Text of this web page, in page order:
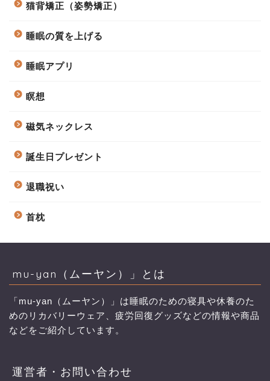
猫背矯正（姿勢矯正）
睡眠の質を上げる
睡眠アプリ
瞑想
磁気ネックレス
誕生日プレゼント
退職祝い
首枕
mu-yan（ムーヤン）」とは
「mu-yan（ムーヤン）」は睡眠のための寝具や休養のた
めのリカバリーウェア、疲労回復グッズなどの情報や商品
などをご紹介しています。
運営者・お問い合わせ